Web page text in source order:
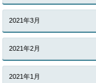
2021年3月
2021年2月
2021年1月